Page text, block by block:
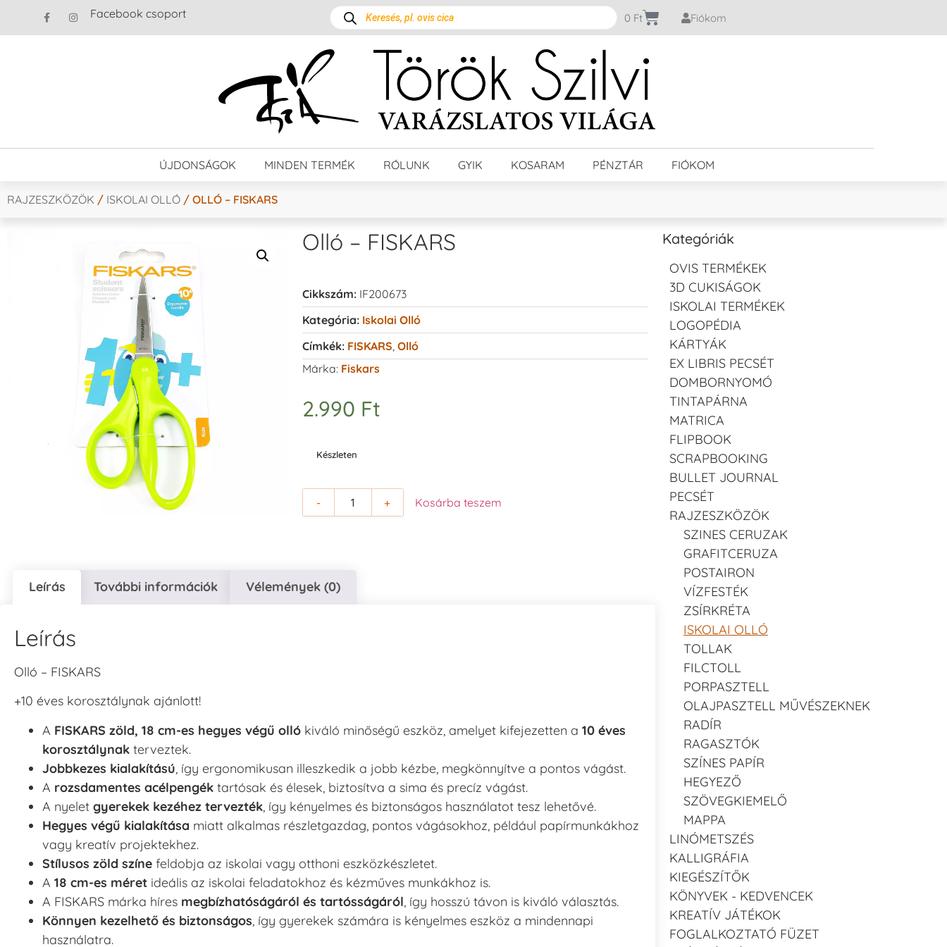
Facebook csoport 0 Ft Fiókom
ÚJDONSÁGOK MINDEN TERMÉK RÓLUNK GYIK KOSARAM PÉNZTÁR FIÓKOM
RAJZESZKÖZÖK / ISKOLAI OLLÓ / OLLÓ – FISKARS
Olló – FISKARS
Cikkszám: IF200673
Kategória: Iskolai Olló
Címkék: FISKARS Olló
Márka: Fiskars
2.990 Ft
Készleten
- + Kosárba teszem
Leírás További információk Vélemények (0)
Leírás
Olló – FISKARS
+10 éves korosztálynak ajánlott!
A FISKARS zöld, 18 cm-es hegyes végű olló kiváló minőségű eszköz, amelyet kifejezetten a 10 éves
korosztálynak terveztek.
Jobbkezes kialakítású , így ergonomikusan illeszkedik a jobb kézbe, megkönnyítve a pontos vágást.
A rozsdamentes acélpengék tartósak és élesek, biztosítva a sima és precíz vágást.
A nyelet gyerekek kezéhez tervezték , így kényelmes és biztonságos használatot tesz lehetővé.
Hegyes végű kialakítása miatt alkalmas részletgazdag, pontos vágásokhoz, például papírmunkákhoz
vagy kreatív projektekhez.
Stílusos zöld színe feldobja az iskolai vagy otthoni eszközkészletet.
A 18 cm-es méret ideális az iskolai feladatokhoz és kézműves munkákhoz is.
A FISKARS márka híres megbízhatóságáról és tartósságáról , így hosszú távon is kiváló választás.
Könnyen kezelhető és biztonságos , így gyerekek számára is kényelmes eszköz a mindennapi
használatra.
Kategóriák
OVIS TERMÉKEK
3D CUKISÁGOK
ISKOLAI TERMÉKEK
LOGOPÉDIA
KÁRTYÁK
EX LIBRIS PECSÉT
DOMBORNYOMÓ
TINTAPÁRNA
MATRICA
FLIPBOOK
SCRAPBOOKING
BULLET JOURNAL
PECSÉT
RAJZESZKÖZÖK
SZINES CERUZAK
GRAFITCERUZA
POSTAIRON
VÍZFESTÉK
ZSÍRKRÉTA
ISKOLAI OLLÓ
TOLLAK
FILCTOLL
PORPASZTELL
OLAJPASZTELL MŰVÉSZEKNEK
RADÍR
RAGASZTÓK
SZÍNES PAPÍR
HEGYEZŐ
SZÖVEGKIEMELŐ
MAPPA
LINÓMETSZÉS
KALLIGRÁFIA
KIEGÉSZÍTŐK
KÖNYVEK - KEDVENCEK
KREATÍV JÁTÉKOK
FOGLALKOZTATÓ FÜZET